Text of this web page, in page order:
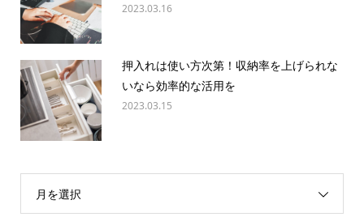
2023.03.16
押入れは使い方次第！収納率を上げられな
いなら効率的な活用を
2023.03.15
月を選択